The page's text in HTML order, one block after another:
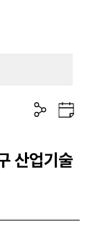
공
유
구
글
더
산업기술